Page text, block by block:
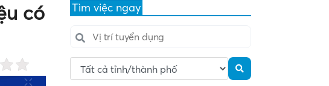
có
Tìm việc ngay